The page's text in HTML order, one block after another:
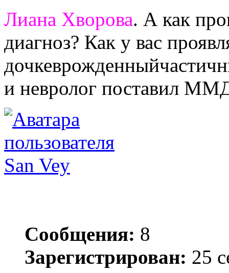
Лиана Хворова. А как
диагноз? Как у вас
и невролог поставил
San Vey
Сообщения: 8
Зарегистрирован: 25